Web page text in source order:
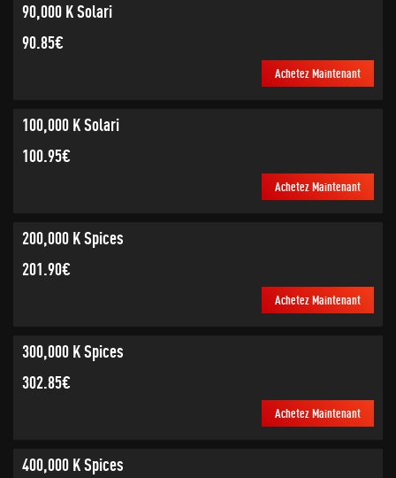
90,000 K Solari
90.85€
Achetez Maintenant
100,000 K Solari
100.95€
Achetez Maintenant
200,000 K Spices
201.90€
Achetez Maintenant
300,000 K Spices
302.85€
Achetez Maintenant
400,000 K Spices